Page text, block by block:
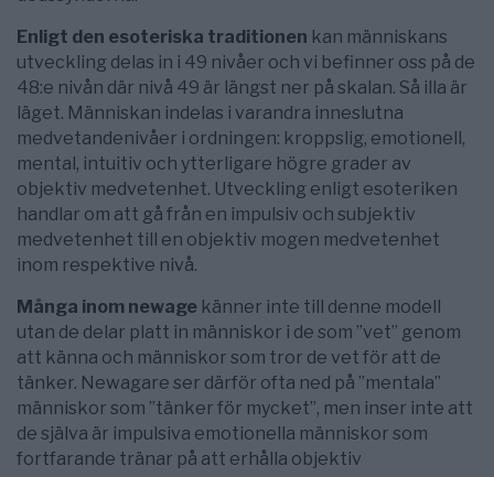
Enligt den esoteriska traditionen kan människans
utveckling delas in i 49 nivåer och vi befinner oss på de
48:e nivån där nivå 49 är längst ner på skalan. Så illa är
läget. Människan indelas i varandra inneslutna
medvetandenivåer i ordningen: kroppslig, emotionell,
mental, intuitiv och ytterligare högre grader av
objektiv medvetenhet. Utveckling enligt esoteriken
handlar om att gå från en impulsiv och subjektiv
medvetenhet till en objektiv mogen medvetenhet
inom respektive nivå.
Många inom newage känner inte till denne modell
utan de delar platt in människor i de som ”vet” genom
att känna och människor som tror de vet för att de
tänker. Newagare ser därför ofta ned på ”mentala”
människor som ”tänker för mycket”, men inser inte att
de själva är impulsiva emotionella människor som
fortfarande tränar på att erhålla objektiv